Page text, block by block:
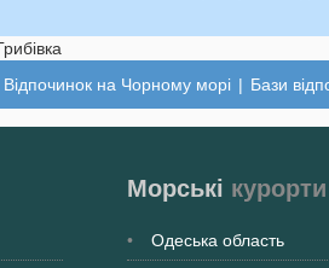
Відпочинок на Чорному морі | Бази
Морські курорти
Одеська область